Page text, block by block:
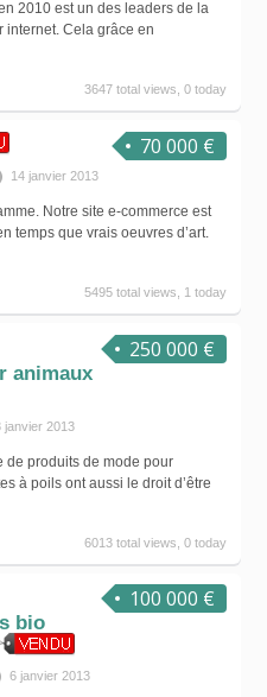
2010 est un des leaders de la
internet. Cela grâce en
3647 total views, 0 today
70 000 €
14 janvier 2013
Notre site e-commerce est
temps que vrais oeuvres d’art.
5495 total views, 1 today
250 000 €
animaux
janvier 2013
de produits de mode pour
à poils ont aussi le droit d’être
6013 total views, 0 today
100 000 €
bio
6 janvier 2013